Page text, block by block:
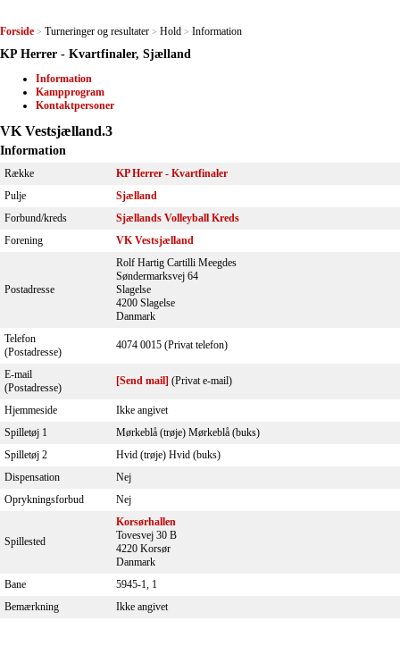
Forside > Turneringer og resultater > Hold > Information
KP Herrer - Kvartfinaler, Sjælland
Information
Kampprogram
Kontaktpersoner
VK Vestsjælland.3
Information
Række
KP Herrer - Kvartfinaler
Pulje
Sjælland
Forbund/kreds
Sjællands Volleyball Kreds
Forening
VK Vestsjælland
Postadresse
Rolf Hartig Cartilli Meegdes
Søndermarksvej 64
Slagelse
4200 Slagelse
Danmark
Telefon
(Postadresse)
4074 0015 (Privat telefon)
E-mail
(Postadresse)
[Send mail] (Privat e-mail)
Hjemmeside
Ikke angivet
Spilletøj 1
Mørkeblå (trøje) Mørkeblå (buks)
Spilletøj 2
Hvid (trøje) Hvid (buks)
Dispensation
Nej
Oprykningsforbud
Nej
Spillested
Korsørhallen
Tovesvej 30 B
4220 Korsør
Danmark
Bane
5945-1, 1
Bemærkning
Ikke angivet